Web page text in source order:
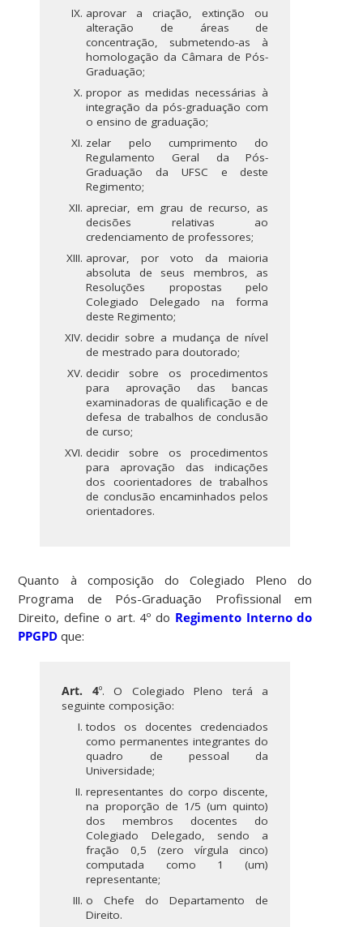
aprovar a criação, extinção ou
alteração de áreas de
concentração, submetendo-as à
homologação da Câmara de Pós-
Graduação;
propor as medidas necessárias à
integração da pós-graduação com
o ensino de graduação;
zelar pelo cumprimento do
Regulamento Geral da Pós-
Graduação da UFSC e deste
Regimento;
apreciar, em grau de recurso, as
decisões relativas ao
credenciamento de professores;
aprovar, por voto da maioria
absoluta de seus membros, as
Resoluções propostas pelo
Colegiado Delegado na forma
deste Regimento;
decidir sobre a mudança de nível
de mestrado para doutorado;
decidir sobre os procedimentos
para aprovação das bancas
examinadoras de qualificação e de
defesa de trabalhos de conclusão
de curso;
decidir sobre os procedimentos
para aprovação das indicações
dos coorientadores de trabalhos
de conclusão encaminhados pelos
orientadores.
Quanto à composição do Colegiado Pleno do
Programa de Pós-Graduação Profissional em
Direito, define o art. 4º do Regimento Interno do
PPGPD que:
Art. 4º. O Colegiado Pleno terá a
seguinte composição:
todos os docentes credenciados
como permanentes integrantes do
quadro de pessoal da
Universidade;
representantes do corpo discente,
na proporção de 1/5 (um quinto)
dos membros docentes do
Colegiado Delegado, sendo a
fração 0,5 (zero vírgula cinco)
computada como 1 (um)
representante;
o Chefe do Departamento de
Direito.